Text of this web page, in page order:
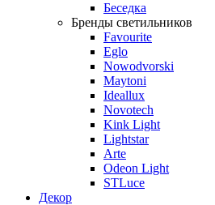
Беседка
Бренды светильников
Favourite
Eglo
Nowodvorski
Maytoni
Ideallux
Novotech
Kink Light
Lightstar
Arte
Odeon Light
STLuce
Декор